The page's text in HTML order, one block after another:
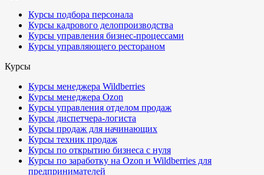
Курсы подбора персонала
Курсы кадрового делопроизводства
Курсы управления бизнес-процессами
Курсы управляющего рестораном
Курсы
Курсы менеджера Wildberries
Курсы менеджера Ozon
Курсы управления отделом продаж
Курсы диспетчера-логиста
Курсы продаж для начинающих
Курсы техник продаж
Курсы по открытию бизнеса с нуля
Курсы по заработку на Ozon и Wildberries для
предпринимателей